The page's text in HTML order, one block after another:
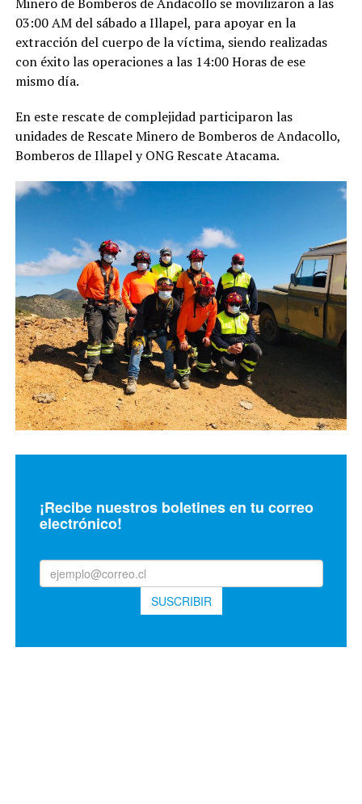
03:00 AM del sábado a Illapel, para apoyar en la
extracción del cuerpo de la víctima, siendo realizadas
con éxito las operaciones a las 14:00 Horas de ese
mismo día.
En este rescate de complejidad participaron las
unidades de Rescate Minero de Bomberos de Andacollo,
Bomberos de Illapel y ONG Rescate Atacama.